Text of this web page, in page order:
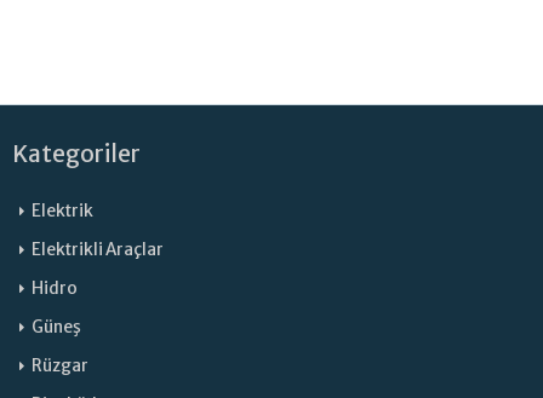
Kategoriler
Elektrik
Elektrikli Araçlar
Hidro
Güneş
Rüzgar